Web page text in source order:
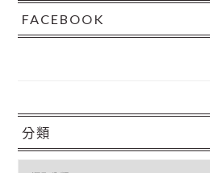
FACEBOOK
分類